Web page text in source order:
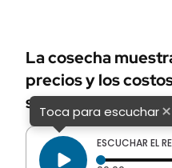
La cosecha
precios y los
sector.
Toca para escuchar×
ESCUCHAR EL